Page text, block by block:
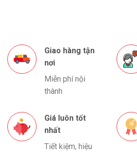
Giao hàng tận
nơi
Miễn phí nội
thành
Giá luôn tốt
nhất
Tiết kiệm, hiệu